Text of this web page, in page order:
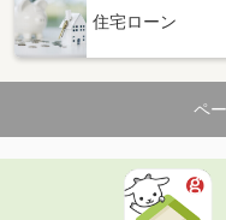
住宅ローン
ペ